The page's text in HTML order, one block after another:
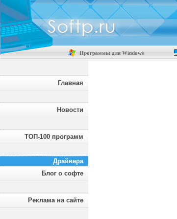
Программы для Windows
Главная
Новости
ТОП-100 программ
Драйвера
Блог о софте
Реклама на сайте